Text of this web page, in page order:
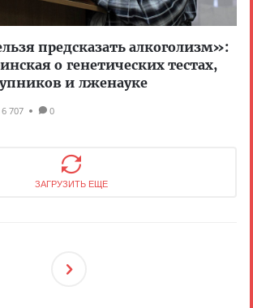
предсказать алкоголизм»:
о генетических тестах,
и лженауке
6 707 0
ЗАГРУЗИТЬ ЕЩЕ
Ующ